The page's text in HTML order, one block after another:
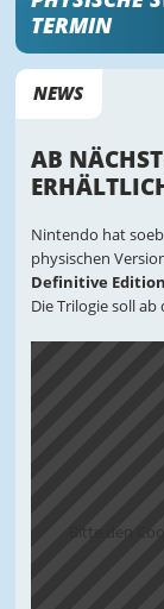
TERMIN
NEWS
AB
Nintendo hat
physischen
Definitive Edition
Die Trilogie soll
Bitte den